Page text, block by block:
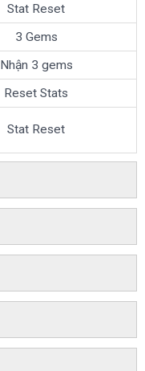
Stat Reset
3 Gems
Nhận 3 gems
Reset Stats
Stat Reset